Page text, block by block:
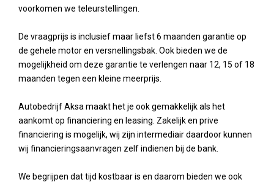
voorkomen we teleurstellingen.
De vraagprijs is inclusief maar liefst 6 maanden garantie op
de gehele motor en versnellingsbak. Ook bieden we de
mogelijkheid om deze garantie te verlengen naar 12, 15 of 18
maanden tegen een kleine meerprijs.
Autobedrijf Aksa maakt het je ook gemakkelijk als het
aankomt op financiering en leasing. Zakelijk en prive
financiering is mogelijk, wij zijn intermediair daardoor kunnen
wij financieringsaanvragen zelf indienen bij de bank.
We begrijpen dat tijd kostbaar is en daarom bieden we ook